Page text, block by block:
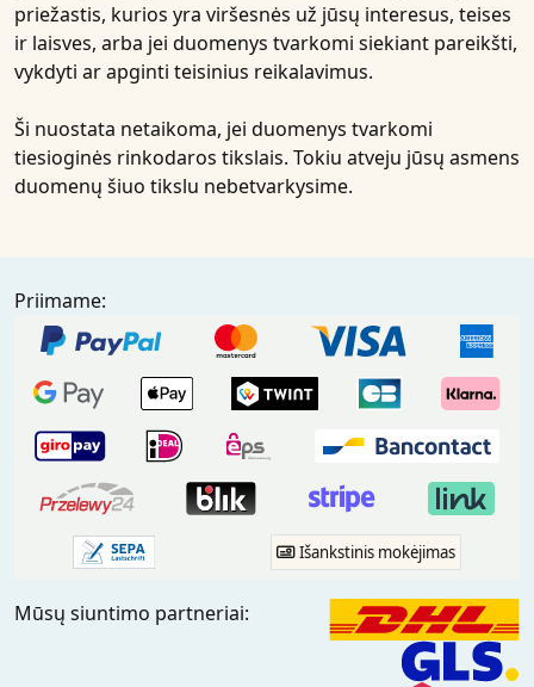
priežastis, kurios yra viršesnės už jūsų interesus, teises
ir laisves, arba jei duomenys tvarkomi siekiant pareikšti,
vykdyti ar apginti teisinius reikalavimus.
Ši nuostata netaikoma, jei duomenys tvarkomi
tiesioginės rinkodaros tikslais. Tokiu atveju jūsų asmens
duomenų šiuo tikslu nebetvarkysime.
Priimame:
Išankstinis mokėjimas
Mūsų siuntimo partneriai: